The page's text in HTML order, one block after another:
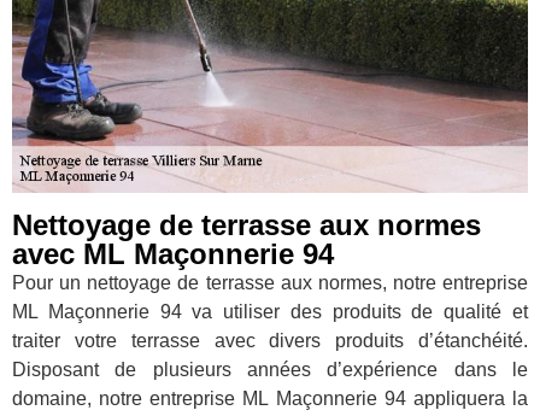
Nettoyage de terrasse aux normes
avec ML Maçonnerie 94
Pour un nettoyage de terrasse aux normes, notre entreprise
ML Maçonnerie 94 va utiliser des produits de qualité et
traiter votre terrasse avec divers produits d’étanchéité.
Disposant de plusieurs années d’expérience dans le
domaine, notre entreprise ML Maçonnerie 94 appliquera la